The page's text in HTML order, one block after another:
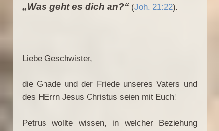
„Was geht es dich an?“(Joh. 21:22).
Liebe Geschwister,
die Gnade und der Friede unseres Vaters und
des HErrn Jesus Christus seien mit Euch!
Petrus wollte wissen, in welcher Beziehung